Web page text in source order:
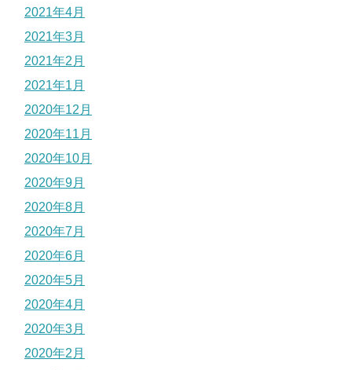
2021年4月
2021年3月
2021年2月
2021年1月
2020年12月
2020年11月
2020年10月
2020年9月
2020年8月
2020年7月
2020年6月
2020年5月
2020年4月
2020年3月
2020年2月